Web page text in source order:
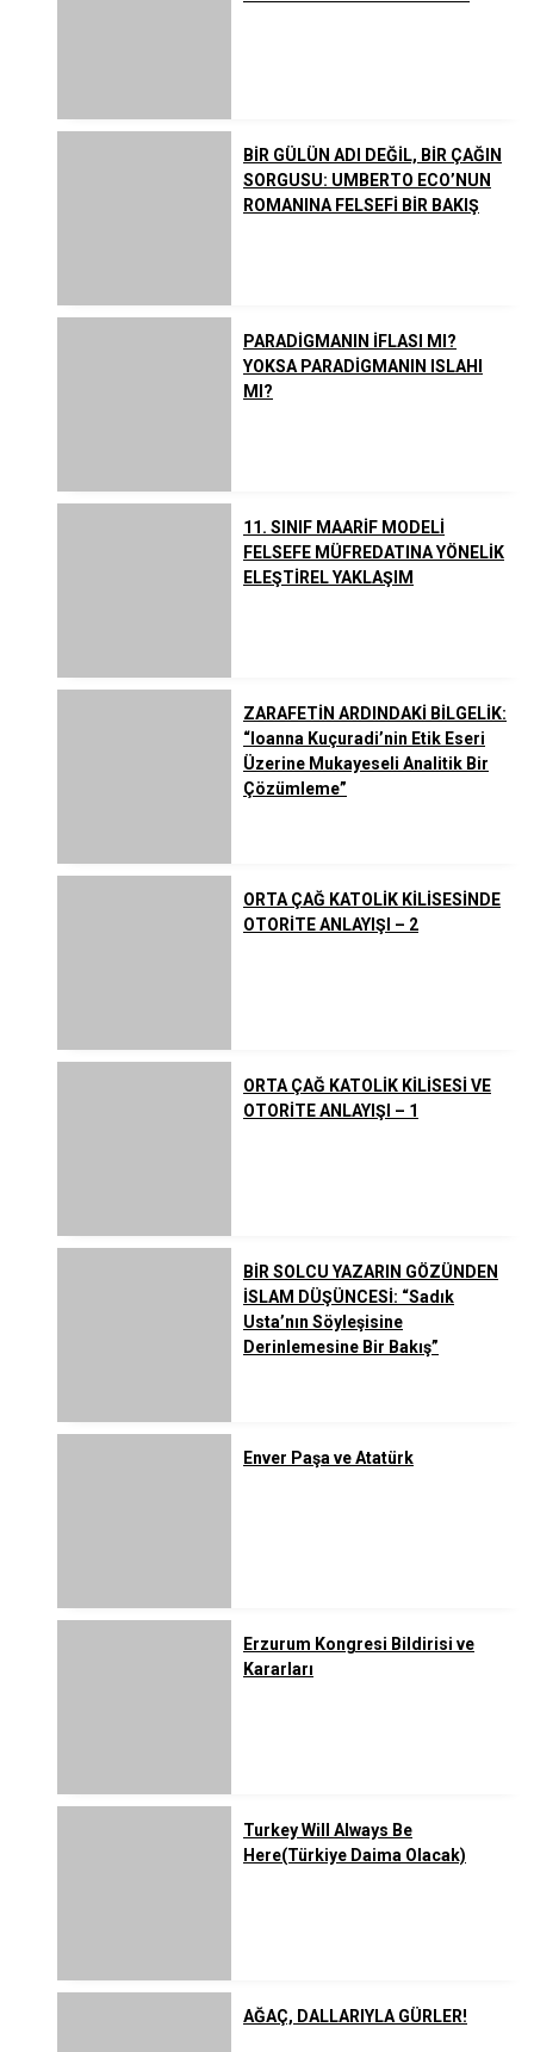
BİR GÜLÜN ADI DEĞİL, BİR ÇAĞIN
SORGUSU: UMBERTO ECO’NUN
ROMANINA FELSEFİ BİR BAKIŞ
PARADİGMANIN İFLASI MI?
YOKSA PARADİGMANIN ISLAHI
MI?
11. SINIF MAARİF MODELİ
FELSEFE MÜFREDATINA YÖNELİK
ELEŞTİREL YAKLAŞIM
ZARAFETİN ARDINDAKİ BİLGELİK:
“Ioanna Kuçuradi’nin Etik Eseri
Üzerine Mukayeseli Analitik Bir
Çözümleme”
ORTA ÇAĞ KATOLİK KİLİSESİNDE
OTORİTE ANLAYIŞI – 2
ORTA ÇAĞ KATOLİK KİLİSESİ VE
OTORİTE ANLAYIŞI – 1
BİR SOLCU YAZARIN GÖZÜNDEN
İSLAM DÜŞÜNCESİ: “Sadık
Usta’nın Söyleşisine
Derinlemesine Bir Bakış”
Enver Paşa ve Atatürk
Erzurum Kongresi Bildirisi ve
Kararları
Turkey Will Always Be
Here(Türkiye Daima Olacak)
AĞAÇ, DALLARIYLA GÜRLER!